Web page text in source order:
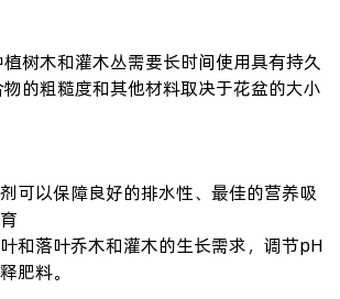
树木和灌木丛需要长时间使用具有持久
的粗糙度和其他材料取决于花盆的大小
可以保障良好的排水性、最佳的营养吸
和落叶乔木和灌木的生长需求，调节pH
肥料。